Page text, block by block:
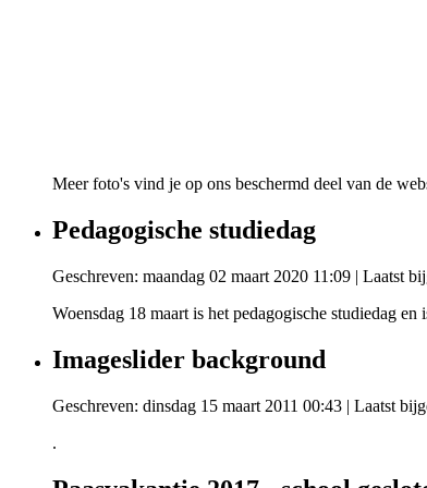
Meer foto's vind je op ons beschermd deel van de
Pedagogische studiedag
Geschreven: maandag 02 maart 2020 11:09 | Laatst
Woensdag 18 maart is het pedagogische studiedag
Imageslider background
Geschreven: dinsdag 15 maart 2011 00:43 | Laatst
.